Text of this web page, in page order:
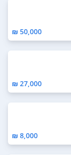
50,000 ₪
27,000 ₪
8,000 ₪